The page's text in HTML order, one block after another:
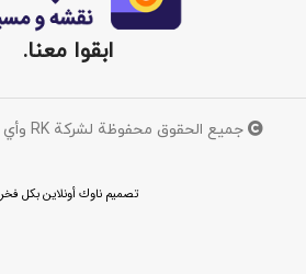
ابقوا معنا.
جميع الحقوق محفوظة لشركة RK وأي نسخ غير مصرح به.
تصميم ناوك أونلاين بكل فخر